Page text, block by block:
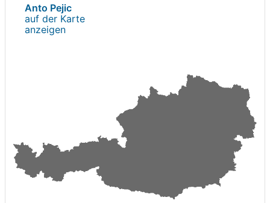
Anto Pejic
auf der Karte
anzeigen